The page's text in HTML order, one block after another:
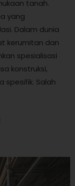
tanah.
yang
Dalam dunia
kerumitan dan
spesialisasi
konstruksi,
spesifik. Salah